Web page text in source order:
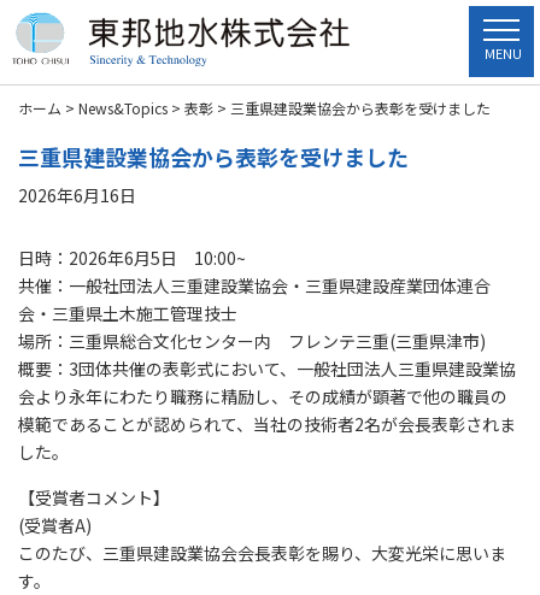
MENU
ホーム > News&Topics > 表彰 > 三重県建設業協会から表彰を受けました
三重県建設業協会から表彰を受けました
2026年6月16日
日時：2026年6月5日 10:00~
共催：一般社団法人三重建設業協会・三重県建設産業団体連合
会・三重県土木施工管理技士
場所：三重県総合文化センター内 フレンテ三重(三重県津市)
概要：3団体共催の表彰式において、一般社団法人三重県建設業協
会より永年にわたり職務に精励し、その成績が顕著で他の職員の
模範であることが認められて、当社の技術者2名が会長表彰されま
した。
【受賞者コメント】
(受賞者A)
このたび、三重県建設業協会会長表彰を賜り、大変光栄に思いま
す。